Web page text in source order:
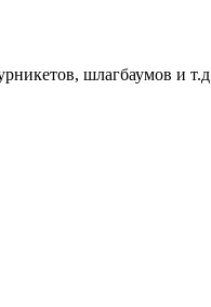
шлагбаумов и т.д